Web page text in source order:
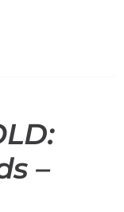
–